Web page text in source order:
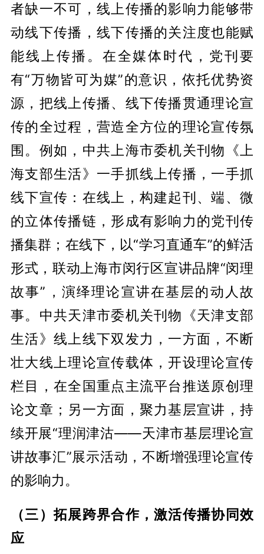
者缺一不可，线上传播的影响力能够带
动线下传播，线下传播的关注度也能赋
能线上传播。在全媒体时代，党刊要
有“万物皆可为媒”的意识，依托优势资
源，把线上传播、线下传播贯通理论宣
传的全过程，营造全方位的理论宣传氛
围。例如，中共上海市委机关刊物《上
海支部生活》一手抓线上传播，一手抓
线下宣传：在线上，构建起刊、端、微
的立体传播链，形成有影响力的党刊传
播集群；在线下，以“学习直通车”的鲜活
形式，联动上海市闵行区宣讲品牌“闵理
故事”，演绎理论宣讲在基层的动人故
事。中共天津市委机关刊物《天津支部
生活》线上线下双发力，一方面，不断
壮大线上理论宣传载体，开设理论宣传
栏目，在全国重点主流平台推送原创理
论文章；另一方面，聚力基层宣讲，持
续开展“理润津沽——天津市基层理论宣
讲故事汇”展示活动，不断增强理论宣传
的影响力。
（三）拓展跨界合作，激活传播协同效
应